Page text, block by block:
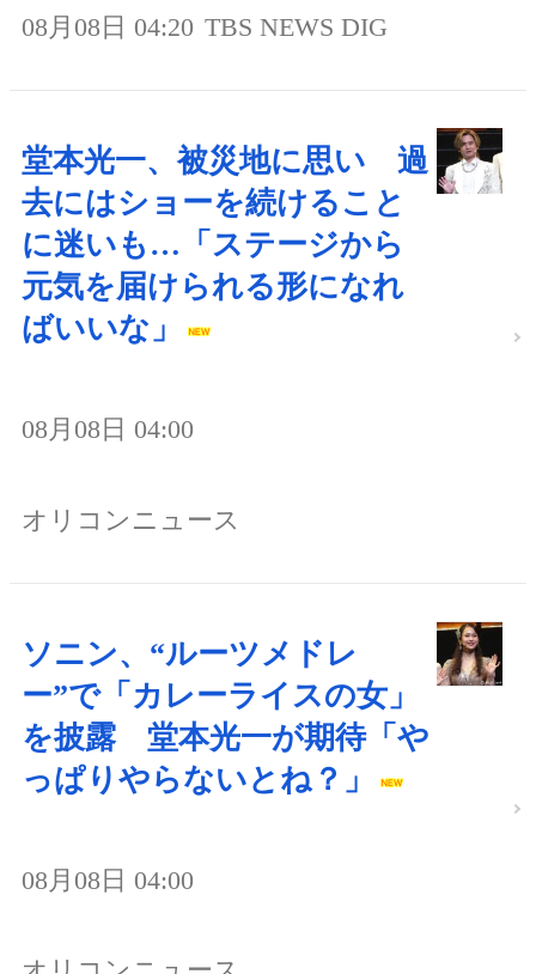
08月08日 04:20 TBS NEWS DIG
堂本光一、被災地に思い 過
去にはショーを続けること
に迷いも…「ステージから
元気を届けられる形になれ
ばいいな」
08月08日 04:00
オリコンニュース
ソニン、“ルーツメドレ
ー”で「カレーライスの女」
を披露 堂本光一が期待「や
っぱりやらないとね？」
08月08日 04:00